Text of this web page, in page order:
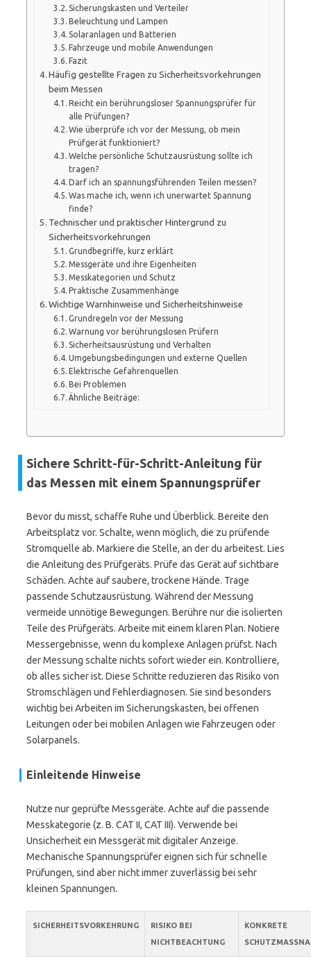
Sicherungskasten und Verteiler
Beleuchtung und Lampen
Solaranlagen und Batterien
Fahrzeuge und mobile Anwendungen
Fazit
Häufig gestellte Fragen zu Sicherheitsvorkehrungen
beim Messen
Reicht ein berührungsloser Spannungsprüfer für
alle Prüfungen?
Wie überprüfe ich vor der Messung, ob mein
Prüfgerät funktioniert?
Welche persönliche Schutzausrüstung sollte ich
tragen?
Darf ich an spannungsführenden Teilen messen?
Was mache ich, wenn ich unerwartet Spannung
finde?
Technischer und praktischer Hintergrund zu
Sicherheitsvorkehrungen
Grundbegriffe, kurz erklärt
Messgeräte und ihre Eigenheiten
Messkategorien und Schutz
Praktische Zusammenhänge
Wichtige Warnhinweise und Sicherheitshinweise
Grundregeln vor der Messung
Warnung vor berührungslosen Prüfern
Sicherheitsausrüstung und Verhalten
Umgebungsbedingungen und externe Quellen
Elektrische Gefahrenquellen
Bei Problemen
Ähnliche Beiträge:
Sichere Schritt-für-Schritt-Anleitung für
das Messen mit einem Spannungsprüfer
Bevor du misst, schaffe Ruhe und Überblick. Bereite den
Arbeitsplatz vor. Schalte, wenn möglich, die zu prüfende
Stromquelle ab. Markiere die Stelle, an der du arbeitest. Lies
die Anleitung des Prüfgeräts. Prüfe das Gerät auf sichtbare
Schäden. Achte auf saubere, trockene Hände. Trage
passende Schutzausrüstung. Während der Messung
vermeide unnötige Bewegungen. Berühre nur die isolierten
Teile des Prüfgeräts. Arbeite mit einem klaren Plan. Notiere
Messergebnisse, wenn du komplexe Anlagen prüfst. Nach
der Messung schalte nichts sofort wieder ein. Kontrolliere,
ob alles sicher ist. Diese Schritte reduzieren das Risiko von
Stromschlägen und Fehlerdiagnosen. Sie sind besonders
wichtig bei Arbeiten im Sicherungskasten, bei offenen
Leitungen oder bei mobilen Anlagen wie Fahrzeugen oder
Solarpanels.
Einleitende Hinweise
Nutze nur geprüfte Messgeräte. Achte auf die passende
Messkategorie (z. B. CAT II, CAT III). Verwende bei
Unsicherheit ein Messgerät mit digitaler Anzeige.
Mechanische Spannungsprüfer eignen sich für schnelle
Prüfungen, sind aber nicht immer zuverlässig bei sehr
kleinen Spannungen.
SICHERHEITSVORKEHRUNG
RISIKO BEI
NICHTBEACHTUNG
KONKRETE